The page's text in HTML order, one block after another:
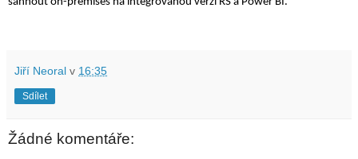
Jiří Neoral v 16:35
Sdílet
Žádné komentáře: